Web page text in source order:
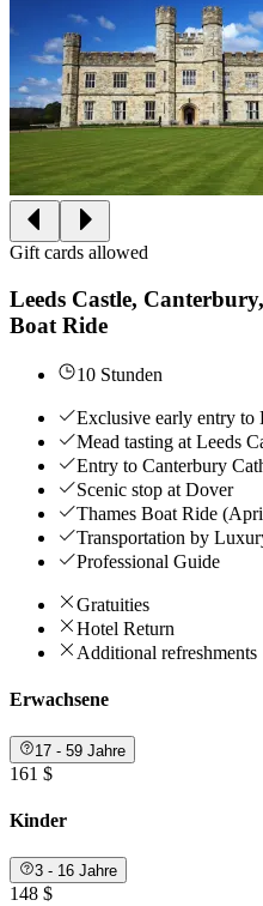
Gift cards allowed
Leeds Castle,
Boat Ride
10 Stunden
Exclusive early entry to
Mead tasting at Leeds
Entry to Canterbury
Scenic stop at Dover
Thames Boat Ride
Transportation by
Professional Guide
Gratuities
Hotel Return
Additional refreshments
Erwachsene
17 - 59 Jahre
161 $
Kinder
3 - 16 Jahre
148 $